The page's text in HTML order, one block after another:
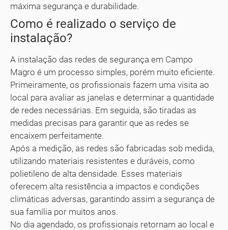
máxima segurança e durabilidade.
Como é realizado o serviço de
instalação?
A instalação das redes de segurança em Campo
Magro é um processo simples, porém muito eficiente.
Primeiramente, os profissionais fazem uma visita ao
local para avaliar as janelas e determinar a quantidade
de redes necessárias. Em seguida, são tiradas as
medidas precisas para garantir que as redes se
encaixem perfeitamente.
Após a medição, as redes são fabricadas sob medida,
utilizando materiais resistentes e duráveis, como
polietileno de alta densidade. Esses materiais
oferecem alta resistência a impactos e condições
climáticas adversas, garantindo assim a segurança de
sua família por muitos anos.
No dia agendado, os profissionais retornam ao local e